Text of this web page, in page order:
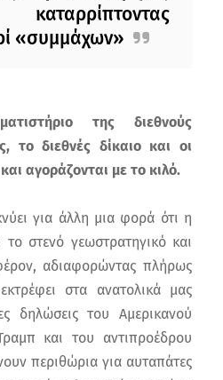
καταρρίπτοντας
«συμμάχων»
της διεθνούς
το διεθνές δίκαιο και οι
αγοράζονται με το κιλό.
για άλλη μια φορά ότι η
το στενό γεωστρατηγικό και
αδιαφορώντας πλήρως
στα ανατολικά μας
δηλώσεις του Αμερικανού
και του αντιπροέδρου
περιθώρια για αυταπάτες